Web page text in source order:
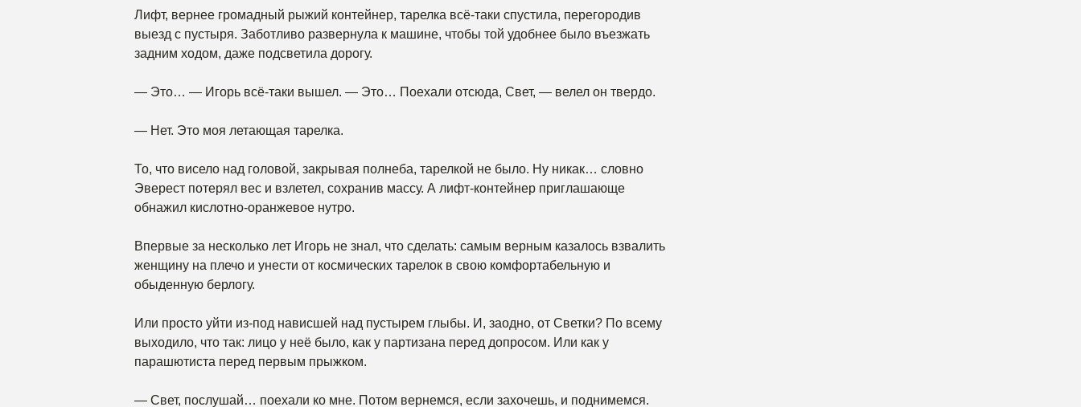
Лифт, вернее громадный рыжий контейнер, тарелка всё-таки спустила, перегородив
выезд с пустыря. Заботливо развернула к машине, чтобы той удобнее было въезжать
задним ходом, даже подсветила дорогу.
— Это… — Игорь всё-таки вышел. — Это… Поехали отсюда, Свет, — велел он твердо.
— Нет. Это моя летающая тарелка.
То, что висело над головой, закрывая полнеба, тарелкой не было. Ну никак… словно
Эверест потерял вес и взлетел, сохранив массу. А лифт-контейнер приглашающе
обнажил кислотно-оранжевое нутро.
Впервые за несколько лет Игорь не знал, что сделать: самым верным казалось взвалить
женщину на плечо и унести от космических тарелок в свою комфортабельную и
обыденную берлогу.
Или просто уйти из-под нависшей над пустырем глыбы. И, заодно, от Светки? По всему
выходило, что так: лицо у неё было, как у партизана перед допросом. Или как у
парашютиста перед первым прыжком.
— Свет, послушай… поехали ко мне. Потом вернемся, если захочешь, и поднимемся.